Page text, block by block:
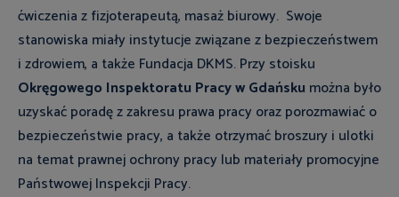
ćwiczenia z fizjoterapeutą, masaż biurowy. Swoje
stanowiska miały instytucje związane z bezpieczeństwem
i zdrowiem, a także Fundacja DKMS. Przy stoisku
Okręgowego Inspektoratu Pracy w Gdańsku można było
uzyskać poradę z zakresu prawa pracy oraz porozmawiać o
bezpieczeństwie pracy, a także otrzymać broszury i ulotki
na temat prawnej ochrony pracy lub materiały promocyjne
Państwowej Inspekcji Pracy.